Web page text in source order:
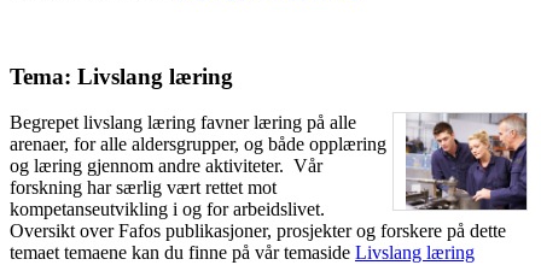
Tema: Livslang læring
Begrepet livslang læring favner læring på alle
arenaer, for alle aldersgrupper, og både opplæring
og læring gjennom andre aktiviteter. Vår
forskning har særlig vært rettet mot
kompetanseutvikling i og for arbeidslivet.
Oversikt over Fafos publikasjoner, prosjekter og forskere på dette
temaet temaene kan du finne på vår temaside Livslang læring